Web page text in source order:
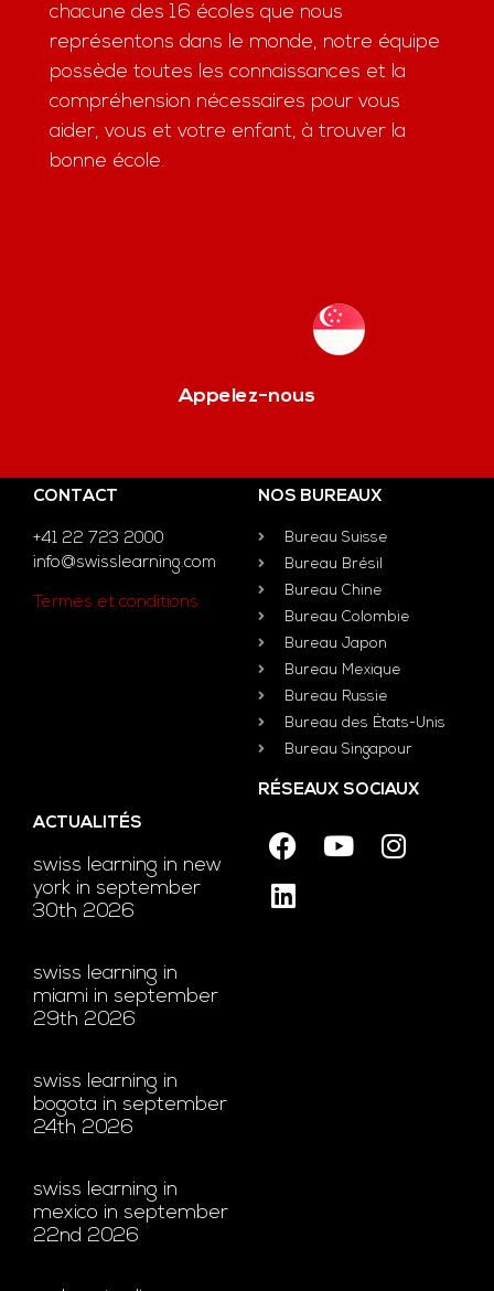
chacune des 16 écoles que nous
représentons dans le monde, notre équipe
possède toutes les connaissances et la
compréhension nécessaires pour vous
aider, vous et votre enfant, à trouver la
bonne école.
Appelez-nous
CONTACT
+41 22 723 2000
info@swisslearning.com
Termes et conditions
NOS BUREAUX
Bureau Suisse
Bureau Brésil
Bureau Chine
Bureau Colombie
Bureau Japon
Bureau Mexique
Bureau Russie
Bureau des États-Unis
Bureau Singapour
ACTUALITÉS
swiss learning in new
york in september
30th 2026
swiss learning in
miami in september
29th 2026
swiss learning in
bogota in september
24th 2026
swiss learning in
mexico in september
22nd 2026
RÉSEAUX SOCIAUX